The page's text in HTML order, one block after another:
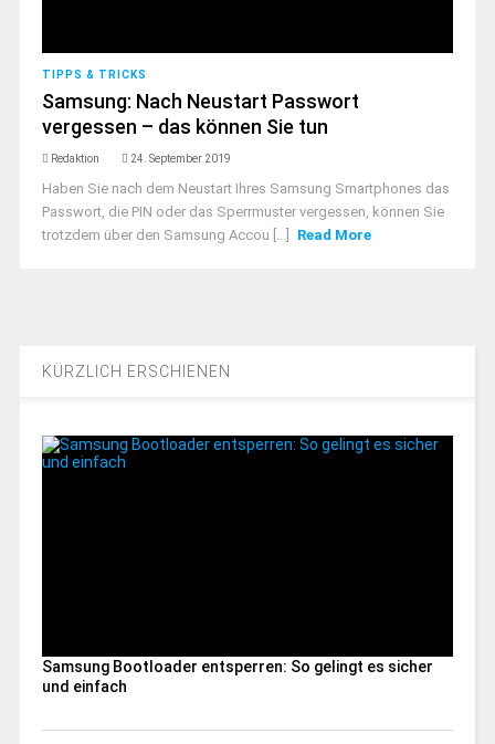
TIPPS & TRICKS
Samsung: Nach Neustart Passwort
vergessen – das können Sie tun
Redaktion 24. September 2019
Haben Sie nach dem Neustart Ihres Samsung Smartphones das
Passwort, die PIN oder das Sperrmuster vergessen, können Sie
trotzdem über den Samsung Accou [...]
Read More
KÜRZLICH ERSCHIENEN
Samsung Bootloader entsperren: So gelingt es sicher
und einfach